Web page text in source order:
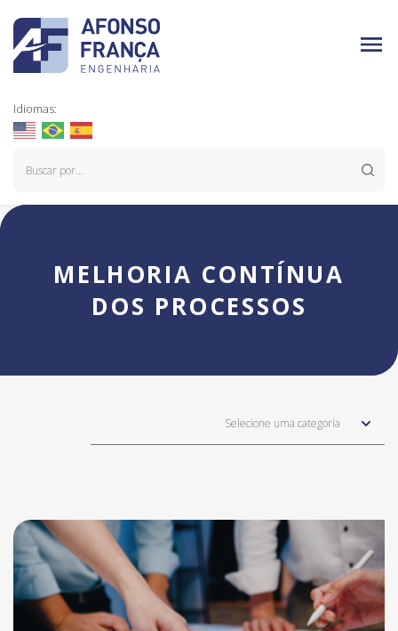
Idiomas:
MELHORIA CONTÍNUA
DOS PROCESSOS
Selecione uma categoria